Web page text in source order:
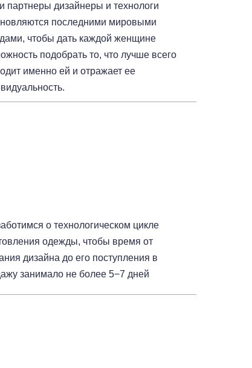
партнеры дизайнеры и технологи
последними мировыми
чтобы дать каждой женщине
подобрать то, что лучше всего
именно ей и отражает ее
о технологическом цикле
одежды, чтобы время от
дизайна до его поступления в
занимало не более 5−7 дней